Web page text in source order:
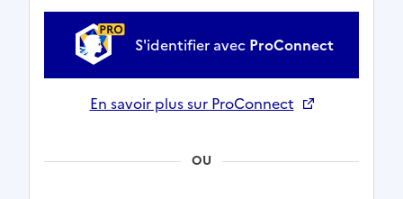
S'identifier avec ProConnect
En savoir plus sur ProConnect
OU